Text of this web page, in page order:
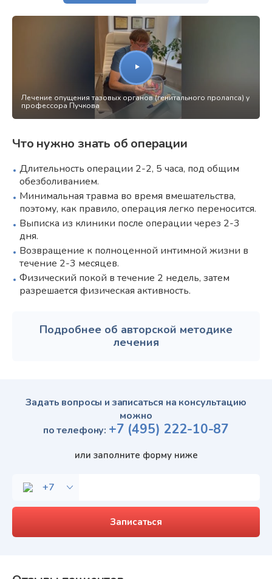
Лечение опущения тазовых органов (генитального пролапса) у
профессора Пучкова
Что нужно знать об операции
Длительность операции 2-2, 5 часа, под общим
обезболиванием.
Минимальная травма во время вмешательства,
поэтому, как правило, операция легко переносится.
Выписка из клиники после операции через 2-3
дня.
Возвращение к полноценной интимной жизни в
течение 2-3 месяцев.
Физический покой в течение 2 недель, затем
разрешается физическая активность.
Подробнее об авторской методике
лечения
Задать вопросы и записаться на консультацию
можно
по телефону: +7 (495) 222-10-87
или заполните форму ниже